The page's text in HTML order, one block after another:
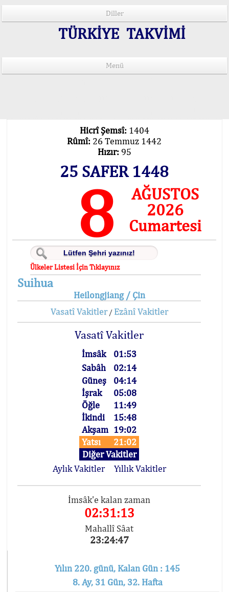
Diller
TÜRKİYE TAKVİMİ
Menü
Hicrî Şemsî: 1404
Rûmî: 26 Temmuz 1442
Hızır: 95
25 SAFER 1448
8
AĞUSTOS
2026
Cumartesi
Ülkeler Listesi İçin Tıklayınız
Suihua
Heilongjiang / Çin
Vasatî Vakitler/ Ezânî Vakitler
Vasatî Vakitler
İmsâk
01:53
Sabâh
02:14
Güneş
04:14
İşrak
05:08
Öğle
11:49
İkindi
15:48
Akşam 19:02
Yatsı
21:02
Diğer Vakitler
Aylık Vakitler
Yıllık Vakitler
İmsâk'e kalan zaman
02:31:13
Mahallî Sâat
23:24:47
Yılın 220. günü, Kalan Gün : 145
8. Ay, 31 Gün, 32. Hafta